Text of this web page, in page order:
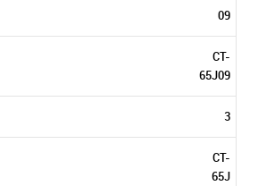
09
CT-
65J09
3
CT-
65J